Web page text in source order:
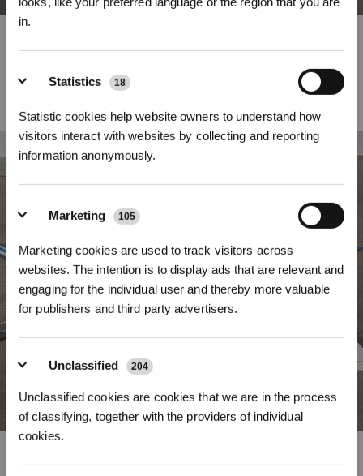
in.
Statistics 18
Statistic cookies help website owners to understand how
visitors interact with websites by collecting and reporting
information anonymously.
Marketing 105
Marketing cookies are used to track visitors across
websites. The intention is to display ads that are relevant and
engaging for the individual user and thereby more valuable
for publishers and third party advertisers.
Unclassified 204
Unclassified cookies are cookies that we are in the process
of classifying, together with the providers of individual
cookies.
efficace
La planification efficace de son parcours permet au DEEBOT de choisir
intelligemment le parcours de nettoyage et la direction les plus logiques pour
processus d’accélération ou de décélération inefficaces durant le nettoyage.
de nettoyer tous les bords
* Les nouveaux inscrits peuvent utiliser 3000 points pour obtenir une réduction de 30
€ sur leur première commande lorsque le paiement dépasse 1000 €.